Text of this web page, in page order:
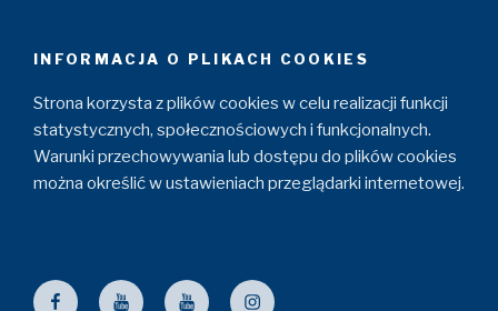
INFORMACJA O PLIKACH COOKIES
Strona korzysta z plików cookies w celu realizacji funkcji
statystycznych, społecznościowych i funkcjonalnych.
Warunki przechowywania lub dostępu do plików cookies
można określić w ustawieniach przeglądarki internetowej.
FacebookZZM MaszyniściInstagram